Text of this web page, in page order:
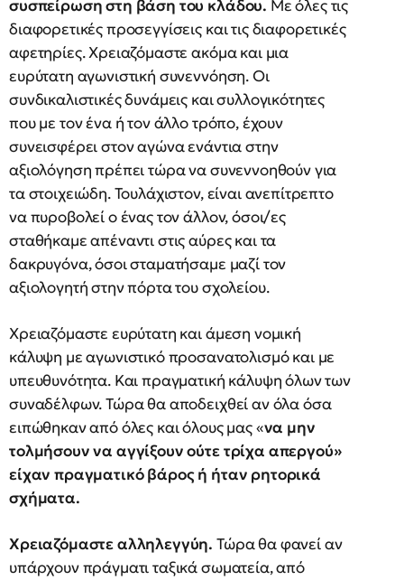
συσπείρωση στη βάση του κλάδου. Με όλες τις
διαφορετικές προσεγγίσεις και τις διαφορετικές
αφετηρίες. Χρειαζόμαστε ακόμα και μια
ευρύτατη αγωνιστική συνεννόηση. Οι
συνδικαλιστικές δυνάμεις και συλλογικότητες
που με τον ένα ή τον άλλο τρόπο, έχουν
συνεισφέρει στον αγώνα ενάντια στην
αξιολόγηση πρέπει τώρα να συνεννοηθούν για
τα στοιχειώδη. Τουλάχιστον, είναι ανεπίτρεπτο
να πυροβολεί ο ένας τον άλλον, όσοι/ες
σταθήκαμε απέναντι στις αύρες και τα
δακρυγόνα, όσοι σταματήσαμε μαζί τον
αξιολογητή στην πόρτα του σχολείου.
Χρειαζόμαστε ευρύτατη και άμεση νομική
κάλυψη με αγωνιστικό προσανατολισμό και με
υπευθυνότητα. Και πραγματική κάλυψη όλων των
συναδέλφων. Τώρα θα αποδειχθεί αν όλα όσα
ειπώθηκαν από όλες και όλους μας «να μην
τολμήσουν να αγγίξουν ούτε τρίχα απεργού»
είχαν πραγματικό βάρος ή ήταν ρητορικά
σχήματα.
Χρειαζόμαστε αλληλεγγύη. Τώρα θα φανεί αν
υπάρχουν πράγματι ταξικά σωματεία, από